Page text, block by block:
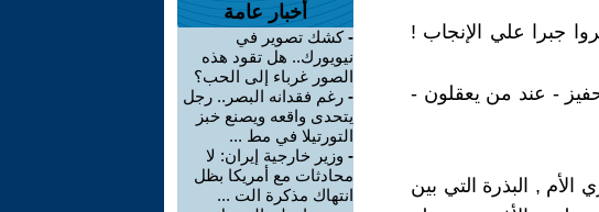
جبرا علي الإنجاب !
- عند من يعقلون -
, البذرة التي بين
أخبار عامة
-كشك تصوير في
نيويورك.. هل تقود هذه
الصور غرباء إلى الحب؟
- رغم فقدانه البصر.. رجل
يتحدى واقعه ويصنع خبز
التورتيلا في مط ...
- وزير خارجية إيران: لا
محادثات مع أمريكا بظل
انتهاك مذكرة الت ...